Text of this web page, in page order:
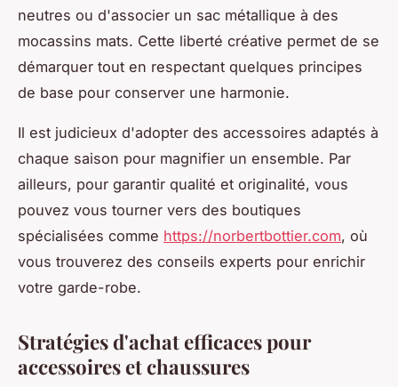
neutres ou d'associer un sac métallique à des
mocassins mats. Cette liberté créative permet de se
démarquer tout en respectant quelques principes
de base pour conserver une harmonie.
Il est judicieux d'adopter des accessoires adaptés à
chaque saison pour magnifier un ensemble. Par
ailleurs, pour garantir qualité et originalité, vous
pouvez vous tourner vers des boutiques
spécialisées comme https://norbertbottier.com, où
vous trouverez des conseils experts pour enrichir
votre garde-robe.
Stratégies d'achat efficaces pour
accessoires et chaussures